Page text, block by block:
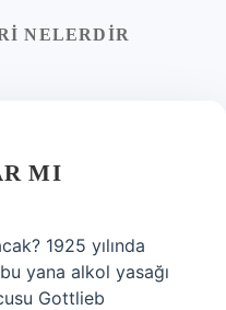
NELERDIR
MI
1925 yılında
yana alkol yasağı
Gottlieb